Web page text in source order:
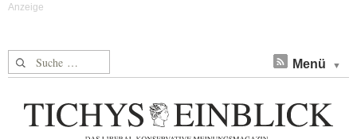
Suche nach: Menü